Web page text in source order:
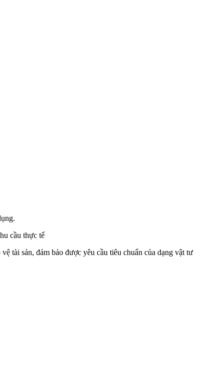
cầu thực tế
tài sản, đảm bảo được yêu cầu tiêu chuẩn của dạng vật tư